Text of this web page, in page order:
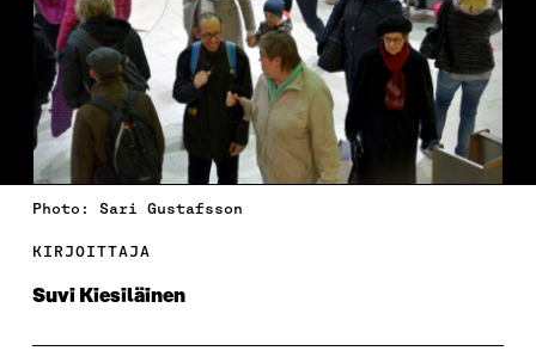
Photo: Sari Gustafsson
KIRJOITTAJA
Suvi Kiesiläinen